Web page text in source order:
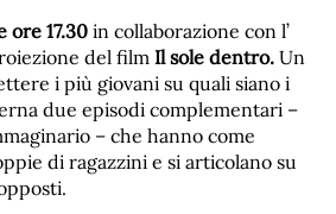
ore 17.30 in collaborazione con l’
del film Il sole dentro. Un
i più giovani su quali siano i
due episodi complementari –
– che hanno come
di ragazzini e si articolano su